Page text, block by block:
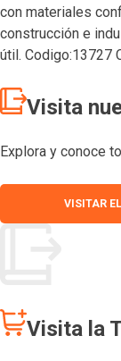
con materiales
construcción e
útil. Codigo:13727
Visita
Explora y conoce
VISITAR
Visita la